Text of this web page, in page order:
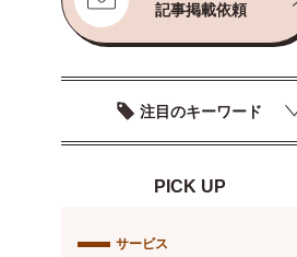
記事掲載依頼
注目のキーワード
PICK UP
サービス